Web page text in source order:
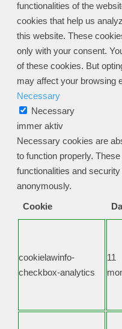
functionalities of the
cookies that help us
this website. These
only with your consent.
of these cookies. But
may affect your browsing
Necessary
Necessary
immer aktiv
Necessary cookies are
to function properly.
functionalities and
anonymously.
Cookie
cookielawinfo-
checkbox-analytics
11